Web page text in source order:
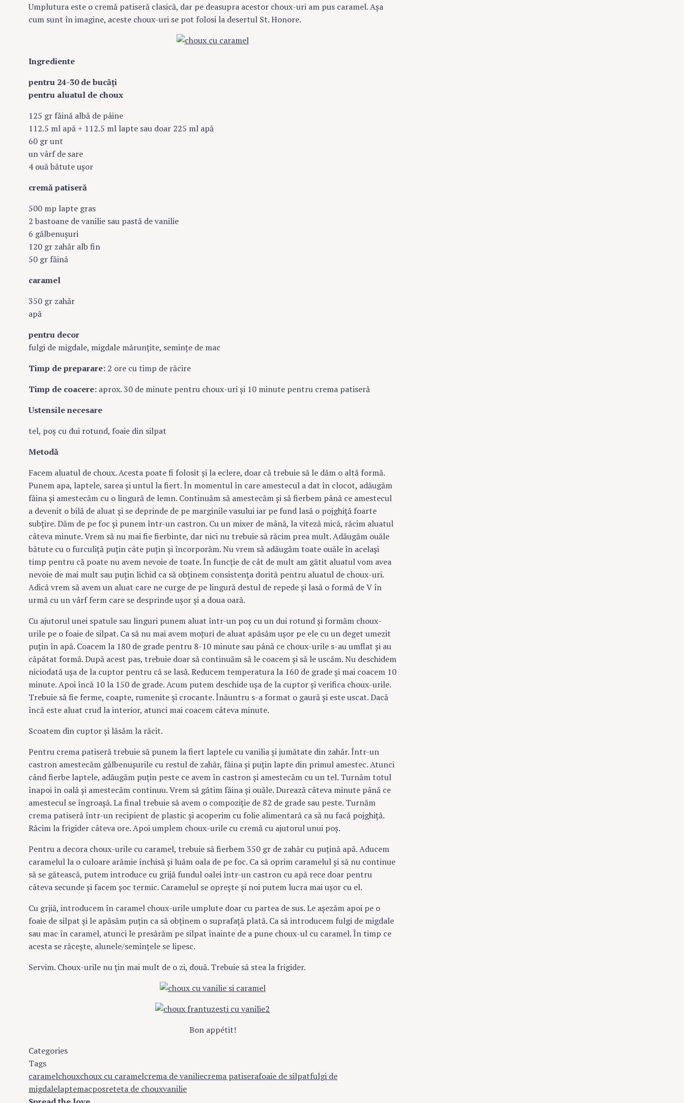
Umplutura este o cremă patiseră clasică, dar pe deasupra acestor choux-uri am pus caramel. Aşa
cum sunt în imagine, aceste choux-uri se pot folosi la desertul St. Honore.
Ingrediente
pentru 24-30 de bucăţi
pentru aluatul de choux
125 gr făină albă de pâine
112.5 ml apă + 112.5 ml lapte sau doar 225 ml apă
60 gr unt
un vârf de sare
4 ouă bătute uşor
cremă patiseră
500 mp lapte gras
2 bastoane de vanilie sau pastă de vanilie
6 gălbenuşuri
120 gr zahăr alb fin
50 gr făină
caramel
350 gr zahăr
apă
pentru decor
fulgi de migdale, migdale mărunţite, seminţe de mac
Timp de preparare: 2 ore cu timp de răcire
Timp de coacere: aprox. 30 de minute pentru choux-uri şi 10 minute pentru crema patiseră
Ustensile necesare
tel, poş cu dui rotund, foaie din silpat
Metodă
Facem aluatul de choux. Acesta poate fi folosit şi la eclere, doar că trebuie să le dăm o altă formă.
Punem apa, laptele, sarea şi untul la fiert. În momentul în care amestecul a dat în clocot, adăugăm
făina şi amestecăm cu o lingură de lemn. Continuăm să amestecăm şi să fierbem până ce amestecul
a devenit o bilă de aluat şi se deprinde de pe marginile vasului iar pe fund lasă o pojghiţă foarte
subţire. Dăm de pe foc şi punem într-un castron. Cu un mixer de mână, la viteză mică, răcim aluatul
câteva minute. Vrem să nu mai fie fierbinte, dar nici nu trebuie să răcim prea mult. Adăugăm ouăle
bătute cu o furculiţă puţin câte puţin şi încorporăm. Nu vrem să adăugăm toate ouăle în acelaşi
timp pentru că poate nu avem nevoie de toate. În funcţie de cât de mult am gătit aluatul vom avea
nevoie de mai mult sau puţin lichid ca să obţinem consistenţa dorită pentru aluatul de choux-uri.
Adică vrem să avem un aluat care ne curge de pe lingură destul de repede şi lasă o formă de V în
urmă cu un vârf ferm care se desprinde uşor şi a doua oară.
Cu ajutorul unei spatule sau linguri punem aluat într-un poş cu un dui rotund şi formăm choux-
urile pe o foaie de silpat. Ca să nu mai avem moţuri de aluat apăsăm uşor pe ele cu un deget umezit
puţin în apă. Coacem la 180 de grade pentru 8-10 minute sau până ce choux-urile s-au umflat şi au
căpătat formă. După acest pas, trebuie doar să continuăm să le coacem şi să le uscăm. Nu deschidem
niciodată uşa de la cuptor pentru că se lasă. Reducem temperatura la 160 de grade şi mai coacem 10
minute. Apoi încă 10 la 150 de grade. Acum putem deschide uşa de la cuptor şi verifica choux-urile.
Trebuie să fie ferme, coapte, rumenite şi crocante. Înăuntru s-a format o gaură şi este uscat. Dacă
încă este aluat crud la interior, atunci mai coacem câteva minute.
Scoatem din cuptor şi lăsăm la răcit.
Pentru crema patiseră trebuie să punem la fiert laptele cu vanilia şi jumătate din zahăr. Într-un
castron amestecăm gălbenuşurile cu restul de zahăr, făina şi puţin lapte din primul amestec. Atunci
când fierbe laptele, adăugăm puţin peste ce avem în castron şi amestecăm cu un tel. Turnăm totul
înapoi în oală şi amestecăm continuu. Vrem să gătim făina şi ouăle. Durează câteva minute până ce
amestecul se îngroaşă. La final trebuie să avem o compoziţie de 82 de grade sau peste. Turnăm
crema patiseră într-un recipient de plastic şi acoperim cu folie alimentară ca să nu facă pojghiţă.
Răcim la frigider câteva ore. Apoi umplem choux-urile cu cremă cu ajutorul unui poş.
Pentru a decora choux-urile cu caramel, trebuie să fierbem 350 gr de zahăr cu puţină apă. Aducem
caramelul la o culoare arămie închisă şi luăm oala de pe foc. Ca să oprim caramelul şi să nu continue
să se gătească, putem introduce cu grijă fundul oalei într-un castron cu apă rece doar pentru
câteva secunde şi facem şoc termic. Caramelul se opreşte şi noi putem lucra mai uşor cu el.
Cu grjiă, introducem în caramel choux-urile umplute doar cu partea de sus. Le aşezăm apoi pe o
foaie de silpat şi le apăsăm puţin ca să obţinem o suprafaţă plată. Ca să introducem fulgi de migdale
sau mac în caramel, atunci le presărăm pe silpat înainte de a pune choux-ul cu caramel. În timp ce
acesta se răceşte, alunele/seminţele se lipesc.
Servim. Choux-urile nu ţin mai mult de o zi, două. Trebuie să stea la frigider.
Bon appétit!
Categories
Tags
caramelchouxchoux cu caramelcrema de vaniliecrema patiserafoaie de silpatfulgi de
migdalelaptemacposreteta de chouxvanilie